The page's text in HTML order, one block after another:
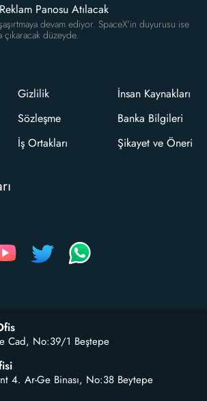
Panosu Atılacak
devam ediyor. SpaceX'in duyurusu ise
çıkaracak düzeyde.
Gizlilik
Sözleşme
İş Ortakları
İnsan Kaynakları
Banka Bilgileri
Şikayet ve Öneri
Cad, No:39/1 Beştepe
4. Ar-Ge Binası, No:38 Beytepe